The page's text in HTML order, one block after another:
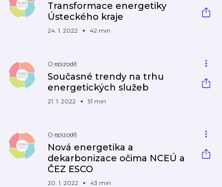
Transformace energetiky
Ústeckého kraje
24. 1. 2022 42 min
O epizodě
Současné trendy na trhu
energetických služeb
21. 1. 2022 51 min
O epizodě
Nová energetika a
dekarbonizace očima NCEÚ a
ČEZ ESCO
20. 1. 2022 43 min